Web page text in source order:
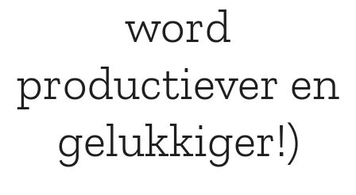
word
productiever en
gelukkiger!)